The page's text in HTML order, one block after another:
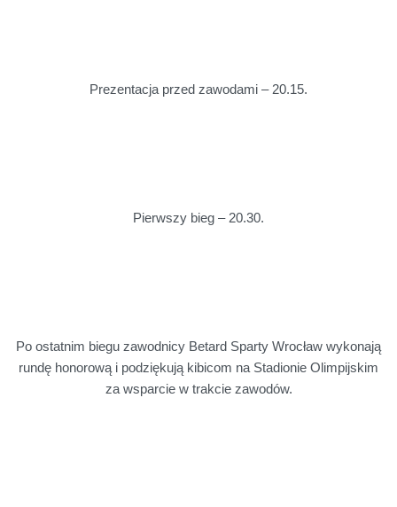
Prezentacja przed zawodami – 20.15.
Pierwszy bieg – 20.30.
Po ostatnim biegu zawodnicy Betard Sparty Wrocław wykonają
rundę honorową i podziękują kibicom na Stadionie Olimpijskim
za wsparcie w trakcie zawodów.